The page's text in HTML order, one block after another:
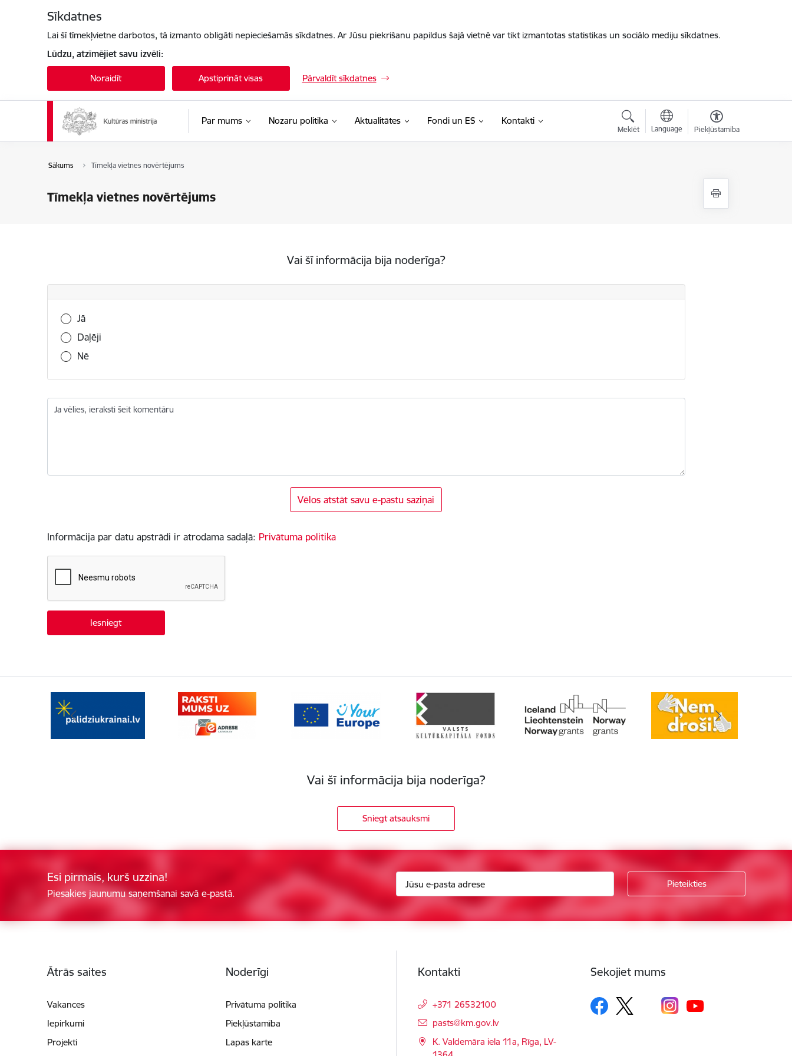
Sīkdatnes
Lai šī tīmekļvietne darbotos, tā izmanto obligāti nepieciešamās sīkdatnes. Ar Jūsu piekrišanu papildus šajā vietnē var tikt izmantotas statistikas un sociālo mediju sīkdatnes.
Lūdzu, atzīmējiet savu izvēli:
Noraidīt Apstiprināt visas Pārvaldīt sīkdatnes
Par mums Nozaru politika Aktualitātes Fondi un ES Kontakti
Meklēt Language Piekļūstamība
Sākums Tīmekļa vietnes novērtējums
Tīmekļa vietnes novērtējums
Vai šī informācija bija noderīga?
Vai šī informācija bija noderīga?
Jā
Daļēji
Nē
Ja vēlies, ieraksti šeit komentāru
Vēlos atstāt savu e-pastu saziņai
Informācija par datu apstrādi ir atrodama sadaļā: Privātuma politika
Vai šī informācija bija noderīga?
Sniegt atsauksmi
Esi pirmais, kurš uzzina!
Piesakies jaunumu saņemšanai savā e-pastā.
Ātrās saites
Vakances
Iepirkumi
Projekti
Noderīgi
Privātuma politika
Piekļūstamība
Lapas karte
Kontakti
+371 26532100
E-pasts:
pasts@km.gov.lv
K. Valdemāra iela 11a, Rīga, LV-
Sekojiet mums